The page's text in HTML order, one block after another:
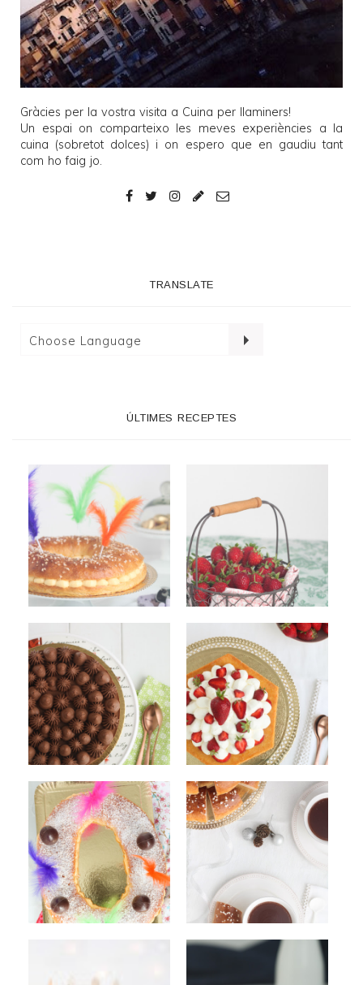
Gràcies per la vostra visita a Cuina per llaminers!
Un espai on comparteixo les meves experiències a la
cuina (sobretot dolces) i on espero que en gaudiu tant
com ho faig jo.
TRANSLATE
ÚLTIMES RECEPTES